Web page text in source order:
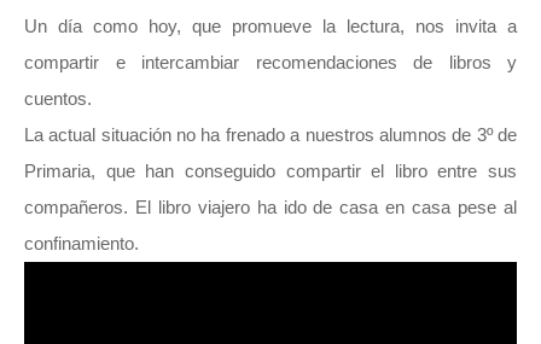
Un día como hoy, que promueve la lectura, nos invita a
compartir e intercambiar recomendaciones de libros y
cuentos.
La actual situación no ha frenado a nuestros alumnos de 3º de
Primaria, que han conseguido compartir el libro entre sus
compañeros. El libro viajero ha ido de casa en casa pese al
confinamiento.